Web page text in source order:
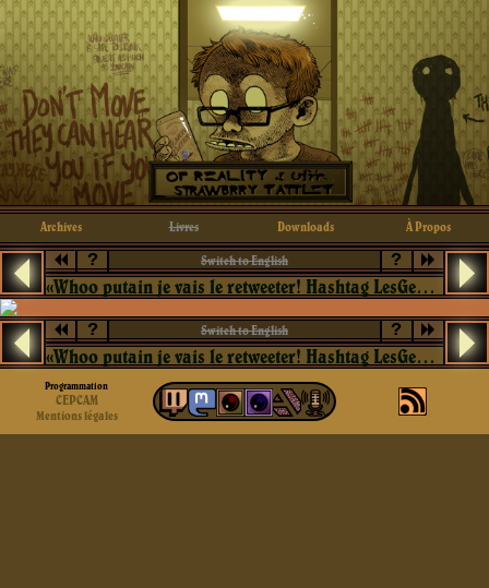
Archives Livres Downloads À Propos
? Switch to English ?
«Whoo putain je vais le retweeter! Hashtag LesGens!»
? Switch to English ?
«Whoo putain je vais le retweeter! Hashtag LesGens!»
Programmation
CEPCAM
Mentions légales